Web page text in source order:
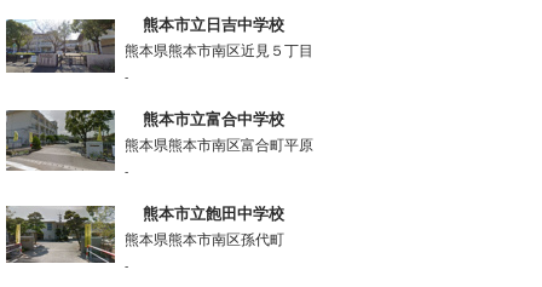
熊本市立日吉中学校
熊本県熊本市南区近見５丁目
-
熊本市立富合中学校
熊本県熊本市南区富合町平原
-
熊本市立飽田中学校
熊本県熊本市南区孫代町
-